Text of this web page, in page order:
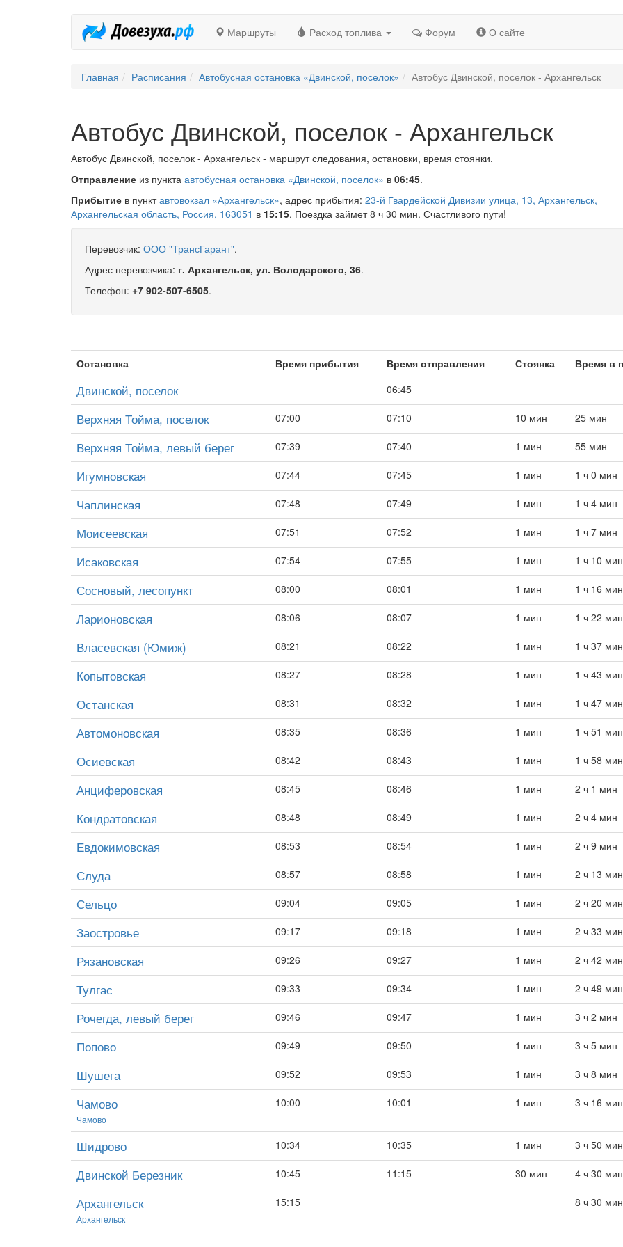
Маршруты Расход топлива Форум О сайте
Главная Расписания Автобусная остановка «Двинской, поселок» Автобус Двинской, поселок - Архангельск
Автобус Двинской, поселок - Архангельск
Автобус Двинской, поселок - Архангельск - маршрут следования, остановки, время стоянки.
Отправление из пункта автобусная остановка «Двинской, поселок» в 06:45.
Прибытие в пунктавтовокзал «Архангельск», адрес прибытия: 23-й Гвардейской Дивизии улица, 13, Архангельск,
Архангельская область, Россия, 163051 в 15:15. Поездка займет 8 ч 30 мин. Счастливого пути!
Перевозчик: ООО "ТрансГарант".
Адрес перевозчика: г. Архангельск, ул. Володарского, 36.
Телефон: +7 902-507-6505.
Остановка Время прибытия Время отправления Стоянка Время в
Двинской, поселок 06:45
Верхняя Тойма, поселок 07:00 07:10 10 мин 25 мин
Верхняя Тойма, левый берег 07:39 07:40 1 мин 55 мин
Игумновская 07:44 07:45 1 мин 1 ч 0 мин
Чаплинская 07:48 07:49 1 мин 1 ч 4 мин
Моисеевская 07:51 07:52 1 мин 1 ч 7 мин
Исаковская 07:54 07:55 1 мин 1 ч 10 мин
Сосновый, лесопункт 08:00 08:01 1 мин 1 ч 16 мин
Ларионовская 08:06 08:07 1 мин 1 ч 22 мин
Власевская (Юмиж) 08:21 08:22 1 мин 1 ч 37 мин
Копытовская 08:27 08:28 1 мин 1 ч 43 мин
Останская 08:31 08:32 1 мин 1 ч 47 мин
Автомоновская 08:35 08:36 1 мин 1 ч 51 мин
Осиевская 08:42 08:43 1 мин 1 ч 58 мин
Анциферовская 08:45 08:46 1 мин 2 ч 1 мин
Кондратовская 08:48 08:49 1 мин 2 ч 4 мин
Евдокимовская 08:53 08:54 1 мин 2 ч 9 мин
Слуда 08:57 08:58 1 мин 2 ч 13 мин
Сельцо 09:04 09:05 1 мин 2 ч 20 мин
Заостровье 09:17 09:18 1 мин 2 ч 33 мин
Рязановская 09:26 09:27 1 мин 2 ч 42 мин
Тулгас 09:33 09:34 1 мин 2 ч 49 мин
Рочегда, левый берег 09:46 09:47 1 мин 3 ч 2 мин
Попово 09:49 09:50 1 мин 3 ч 5 мин
Шушега 09:52 09:53 1 мин 3 ч 8 мин
Чамово
Чамово
10:00 10:01 1 мин 3 ч 16 мин
Шидрово 10:34 10:35 1 мин 3 ч 50 мин
Двинской Березник 10:45 11:15 30 мин 4 ч 30 мин
Архангельск
Архангельск
15:15 8 ч 30 мин